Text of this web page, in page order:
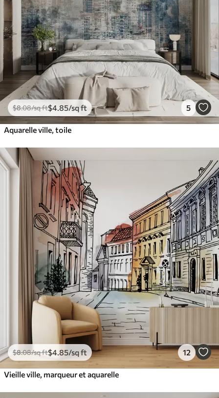
$8.08/sq ft$4 .85/sq ft 5
Aquarelle ville, toile
$8.08/sq ft$4 .85/sq ft 12
Vieille ville, marqueur et aquarelle